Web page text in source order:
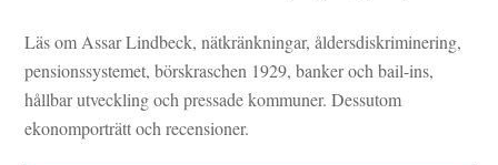
Läs om Assar Lindbeck, nätkränkningar, åldersdiskriminering,
pensionssystemet, börskraschen 1929, banker och bail-ins,
hållbar utveckling och pressade kommuner. Dessutom
ekonomporträtt och recensioner.